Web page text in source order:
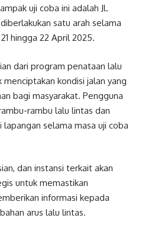
uji coba ini adalah Jl.
satu arah selama
hingga 22 April 2025.
dari program penataan lalu
kondisi jalan yang
bagi masyarakat. Pengguna
rambu lalu lintas dan
selama masa uji coba
dan instansi terkait akan
untuk memastikan
informasi kepada
arus lalu lintas.